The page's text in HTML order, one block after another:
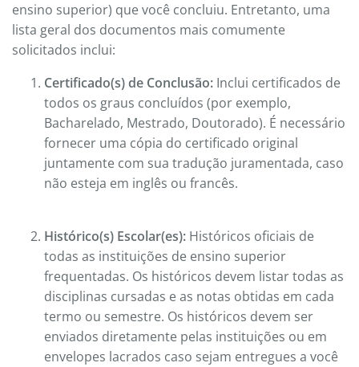
ensino superior) que você concluiu. Entretanto, uma
lista geral dos documentos mais comumente
solicitados inclui:
Certificado(s) de Conclusão: Inclui certificados de
todos os graus concluídos (por exemplo,
Bacharelado, Mestrado, Doutorado). É necessário
fornecer uma cópia do certificado original
juntamente com sua tradução juramentada, caso
não esteja em inglês ou francês.
Histórico(s) Escolar(es): Históricos oficiais de
todas as instituições de ensino superior
frequentadas. Os históricos devem listar todas as
disciplinas cursadas e as notas obtidas em cada
termo ou semestre. Os históricos devem ser
enviados diretamente pelas instituições ou em
envelopes lacrados caso sejam entregues a você